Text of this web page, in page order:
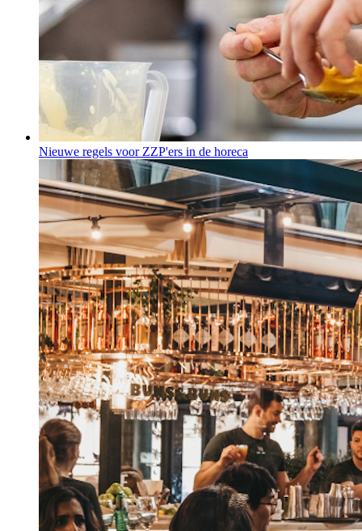
Nieuwe regels voor ZZP'ers in de horeca